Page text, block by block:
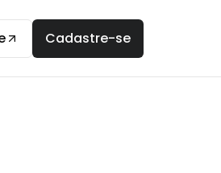
Cadastre-se